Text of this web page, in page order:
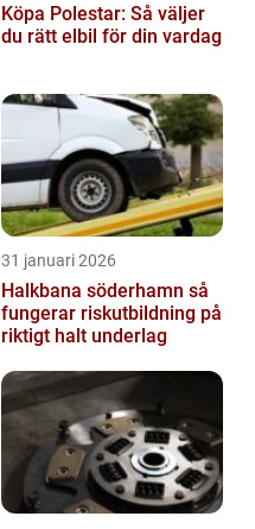
Köpa Polestar: Så väljer
du rätt elbil för din vardag
31 januari 2026
Halkbana söderhamn så
fungerar riskutbildning på
riktigt halt underlag